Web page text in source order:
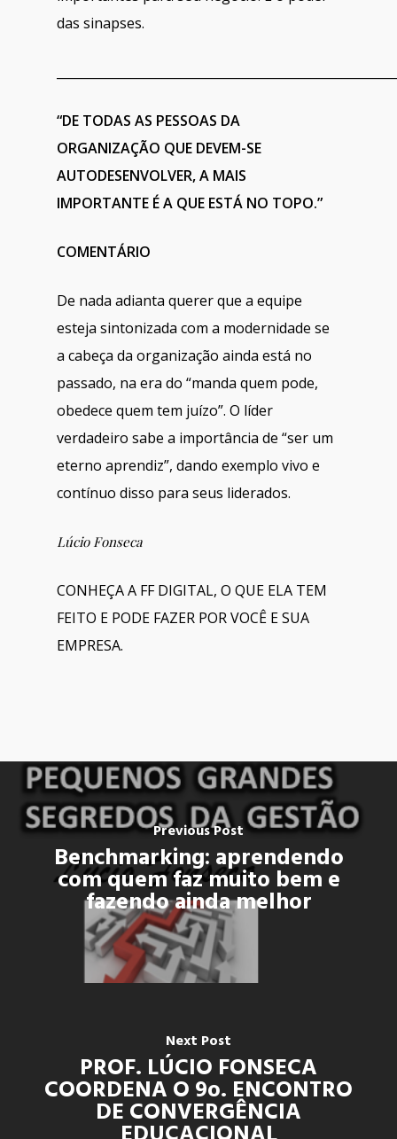
das sinapses.
“DE TODAS AS PESSOAS DA
ORGANIZAÇÃO QUE DEVEM-SE
AUTODESENVOLVER, A MAIS
IMPORTANTE É A QUE ESTÁ NO TOPO.”
COMENTÁRIO
De nada adianta querer que a equipe
esteja sintonizada com a modernidade se
a cabeça da organização ainda está no
passado, na era do “manda quem pode,
obedece quem tem juízo”. O líder
verdadeiro sabe a importância de “ser um
eterno aprendiz”, dando exemplo vivo e
contínuo disso para seus liderados.
Lúcio Fonseca
CONHEÇA A FF DIGITAL, O QUE ELA TEM
FEITO E PODE FAZER POR VOCÊ E SUA
EMPRESA.
Previous Post
Benchmarking: aprendendo
com quem faz muito bem e
fazendo ainda melhor
Next Post
PROF. LÚCIO FONSECA
COORDENA O 9o. ENCONTRO
DE CONVERGÊNCIA